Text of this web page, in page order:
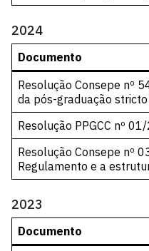
2024
Documento
Resolução Consepe nº
da pós-graduação
Resolução PPGCC nº
Resolução Consepe nº
Regulamento e a
2023
Documento